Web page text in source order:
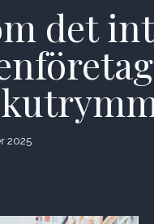
det
2025